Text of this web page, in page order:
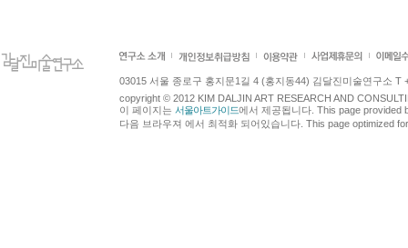
03015 서울 종로구 홍지문1길 4 (홍지동44) 김달진미술연구소 T
copyright © 2012 KIM DALJIN ART RESEARCH AND
이 페이지는 서울아트가이드에서 제공됩니다. This page provided
다음 브라우져 에서 최적화 되어있습니다. This page optimized